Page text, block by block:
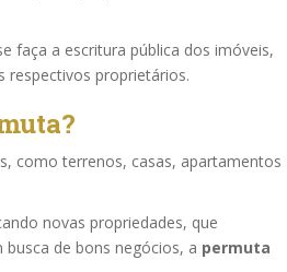
faça a escritura pública dos imóveis,
respectivos proprietários.
como terrenos, casas, apartamentos
novas propriedades, que
de bons negócios, a permuta